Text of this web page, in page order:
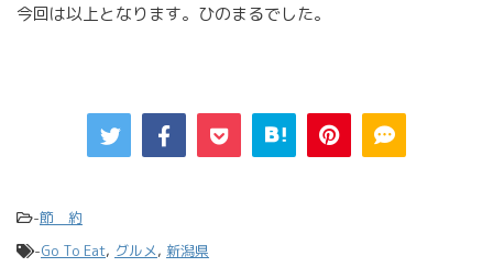
今回は以上となります。ひのまるでした。
-節 約
-Go To Eat, グルメ, 新潟県